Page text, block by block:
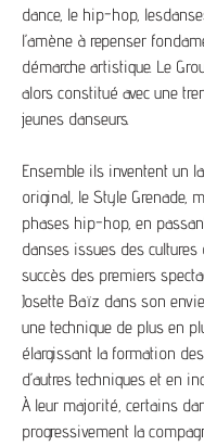
dance, le hip-hop,
l’amène à repenser
démarche artistique. Le
alors constitué avec une
jeunes danseurs.
Ensemble ils inventent un
original, le Style Grenade,
phases hip-hop, en
danses issues des cultures
succès des premiers
Josette Baïz dans son
une technique de plus en
élargissant la formation
d’autres techniques et en
À leur majorité, certains
progressivement la